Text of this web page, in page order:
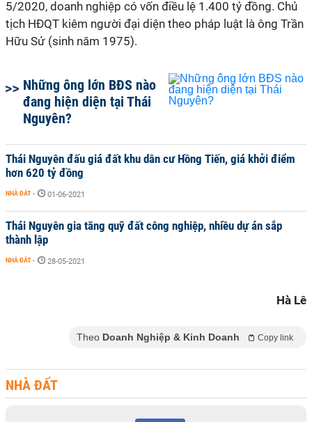
5/2020, doanh nghiệp có vốn điều lệ 1.400 tỷ đồng. Chủ
tịch HĐQT kiêm người đại diện theo pháp luật là ông Trần
Hữu Sử (sinh năm 1975).
Những ông lớn BĐS nào
đang hiện diện tại Thái
Nguyên?
Thái Nguyên đấu giá đất khu dân cư Hồng Tiến, giá khởi điểm
hơn 620 tỷ đồng
NHÀ ĐẤT - 01-06-2021
Thái Nguyên gia tăng quỹ đất công nghiệp, nhiều dự án sắp
thành lập
NHÀ ĐẤT - 28-05-2021
Hà Lê
Theo Doanh Nghiệp & Kinh Doanh Copy link
NHÀ ĐẤT